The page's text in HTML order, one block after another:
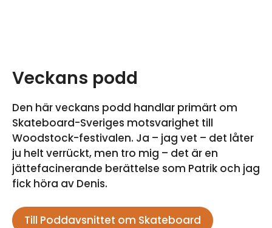
Veckans podd
Den här veckans podd handlar primärt om
Skateboard-Sveriges motsvarighet till
Woodstock-festivalen. Ja – jag vet – det låter
ju helt verrückt, men tro mig – det är en
jättefacinerande berättelse som Patrik och jag
fick höra av Denis.
Till Poddavsnittet om Skateboard